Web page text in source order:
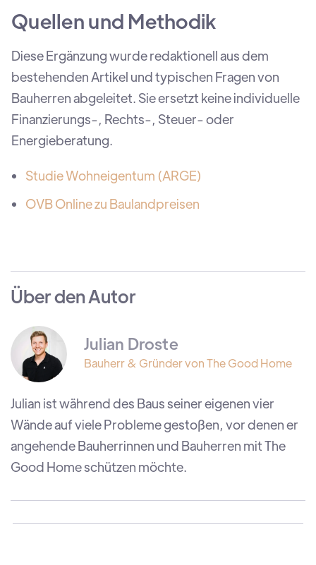
Quellen und Methodik
Diese Ergänzung wurde redaktionell aus dem
bestehenden Artikel und typischen Fragen von
Bauherren abgeleitet. Sie ersetzt keine individuelle
Finanzierungs-, Rechts-, Steuer- oder
Energieberatung.
Studie Wohneigentum (ARGE)
OVB Online zu Baulandpreisen
Über den Autor
Julian Droste
Bauherr & Gründer von The Good Home
Julian ist während des Baus seiner eigenen vier
Wände auf viele Probleme gestoßen, vor denen er
angehende Bauherrinnen und Bauherren mit The
Good Home schützen möchte.